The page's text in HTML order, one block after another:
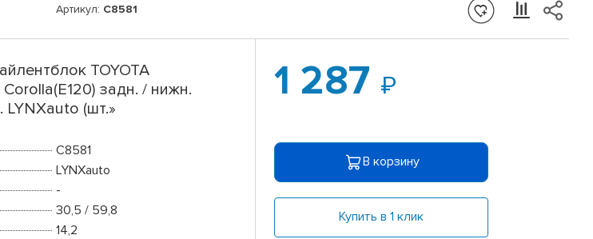
Артикул: C8581
TOYOTA
задн. / нижн.
(шт.»
C8581
LYNXauto
-
30,5 / 59,8
14,2
1 287
В корзину
Купить в 1 клик